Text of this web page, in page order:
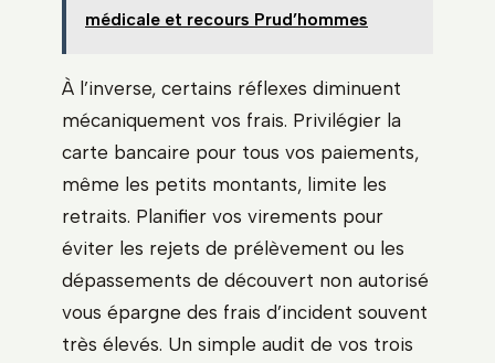
médicale et recours Prud’hommes
À l’inverse, certains réflexes diminuent
mécaniquement vos frais. Privilégier la
carte bancaire pour tous vos paiements,
même les petits montants, limite les
retraits. Planifier vos virements pour
éviter les rejets de prélèvement ou les
dépassements de découvert non autorisé
vous épargne des frais d’incident souvent
très élevés. Un simple audit de vos trois